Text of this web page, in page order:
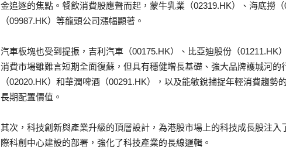
金追逐的焦點。餐飲消費股應聲而起，蒙牛乳業（02319.HK）、海底撈
（09987.HK）等龍頭公司漲幅顯著。
汽車板塊也受到提振，吉利汽車（00175.HK）、比亞迪股份（01211.HK
消費市場雖難言短期全面復蘇，但具有穩健增長基礎、強大品牌護城河的
（02020.HK）和華潤啤酒（00291.HK），以及能敏銳捕捉年輕消費趨勢
長期配置價值。
其次，科技創新與產業升級的頂層設計，為港股市場上的科技成長股注入
際科創中心建設的部署，強化了科技產業的長線邏輯。